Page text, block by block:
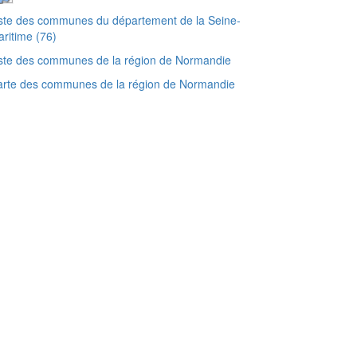
des communes du département de la Seine-
(76)
des communes de la région de Normandie
des communes de la région de Normandie